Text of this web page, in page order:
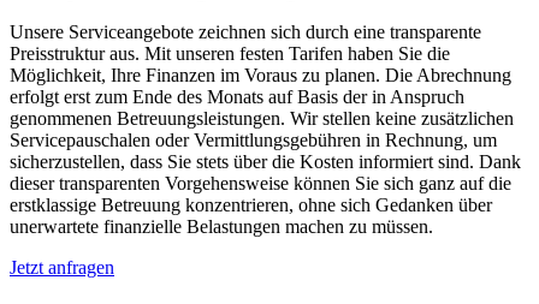
Unsere Serviceangebote zeichnen sich durch eine transparente
Preisstruktur aus. Mit unseren festen Tarifen haben Sie die
Möglichkeit, Ihre Finanzen im Voraus zu planen. Die Abrechnung
erfolgt erst zum Ende des Monats auf Basis der in Anspruch
genommenen Betreuungsleistungen. Wir stellen keine zusätzlichen
Servicepauschalen oder Vermittlungsgebühren in Rechnung, um
sicherzustellen, dass Sie stets über die Kosten informiert sind. Dank
dieser transparenten Vorgehensweise können Sie sich ganz auf die
erstklassige Betreuung konzentrieren, ohne sich Gedanken über
unerwartete finanzielle Belastungen machen zu müssen.
Jetzt anfragen